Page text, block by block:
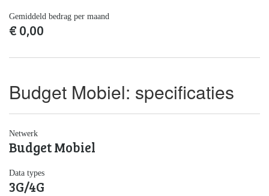
Gemiddeld bedrag per maand
€ 0,00
Budget Mobiel: specificaties
Netwerk
Budget Mobiel
Data types
3G/4G